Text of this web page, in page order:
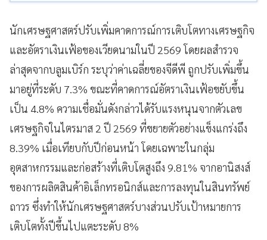
นักเศรษฐศาสตร์ปรับเพิ่มคาดการณ์การเติบโตทางเศรษฐกิจ
และอัตราเงินเฟ้อของเวียดนามในปี 2569 โดยผลสำรวจ
ล่าสุดจากบลูมเบิร์ก ระบุว่าค่าเฉลี่ยของจีดีพี ถูกปรับเพิ่มขึ้น
มาอยู่ที่ระดับ 7.3% ขณะที่คาดการณ์อัตราเงินเฟ้อขยับขึ้น
เป็น 4.8% ความเชื่อมั่นดังกล่าวได้รับแรงหนุนจากตัวเลข
เศรษฐกิจในไตรมาส 2 ปี 2569 ที่ขยายตัวอย่างแข็งแกร่งถึง
8.39% เมื่อเทียบกับปีก่อนหน้า โดยเฉพาะในกลุ่ม
อุตสาหกรรมและก่อสร้างที่เติบโตสูงถึง 9.81% จากอานิสงส์
ของการผลิตสินค้าอิเล็กทรอนิกส์และการลงทุนในสินทรัพย์
ถาวร ซึ่งทำให้นักเศรษฐศาสตร์บางส่วนปรับเป้าหมายการ
เติบโตทั้งปีขึ้นไปแตะระดับ 8%